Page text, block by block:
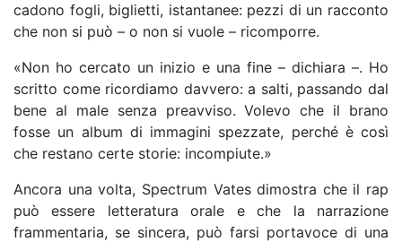
cadono fogli, biglietti, istantanee: pezzi di un racconto
che non si può – o non si vuole – ricomporre.
«Non ho cercato un inizio e una fine – dichiara –. Ho
scritto come ricordiamo davvero: a salti, passando dal
bene al male senza preavviso. Volevo che il brano
fosse un album di immagini spezzate, perché è così
che restano certe storie: incompiute.»
Ancora una volta, Spectrum Vates dimostra che il rap
può essere letteratura orale e che la narrazione
frammentaria, se sincera, può farsi portavoce di una